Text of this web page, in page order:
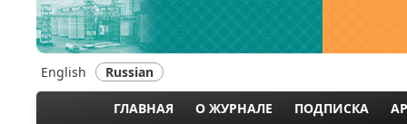
English Russian
ГЛАВНАЯ О ЖУРНАЛЕ ПОДПИСКА